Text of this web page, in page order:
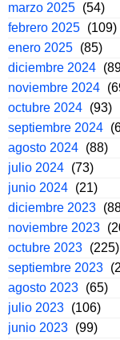
marzo 2025 (54)
febrero 2025 (109)
enero 2025 (85)
diciembre 2024
noviembre 2024
octubre 2024 (93)
septiembre 2024
agosto 2024 (88)
julio 2024 (73)
junio 2024 (21)
diciembre 2023
noviembre 2023
octubre 2023 (225)
septiembre 2023
agosto 2023 (65)
julio 2023 (106)
junio 2023 (99)